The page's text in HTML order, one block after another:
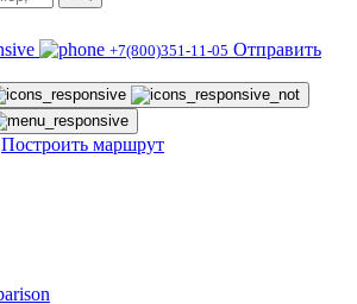
+7(800)351-11-05 Отправить
Построить маршрут